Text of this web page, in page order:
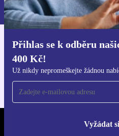
Přihlas se k odběru
400 Kč!
Už nikdy nepromeškejte žádnou
Vyžádat
Zásadách ochrany osobních údajů
Stáhni si
REFURBED